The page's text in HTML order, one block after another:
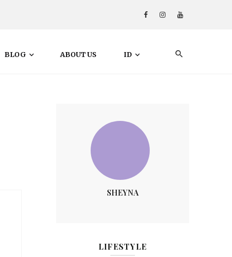
BLOG ABOUT US ID
SHEYNA
LIFESTYLE